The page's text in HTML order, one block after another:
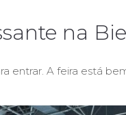
na
entrar. A feira está